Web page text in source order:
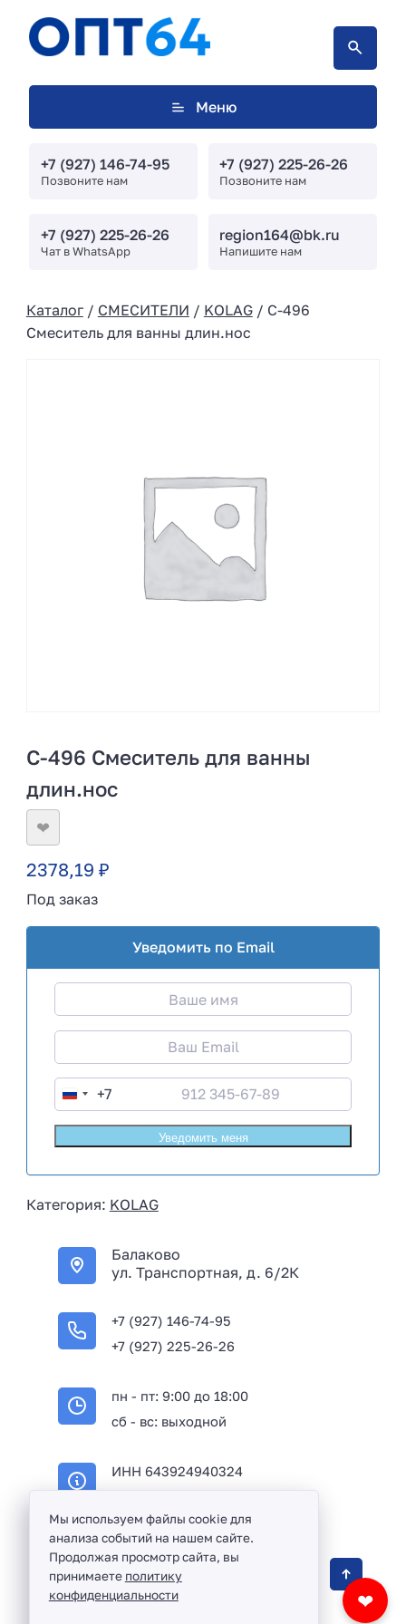
Меню
+7 (927) 146-74-95
Позвоните нам
+7 (927) 225-26-26
Позвоните нам
+7 (927) 225-26-26
Чат в WhatsApp
region164@bk.ru
Напишите нам
Каталог/ СМЕСИТЕЛИ / KOLAG/ С-496
Смеситель для ванны длин.нос
С-496 Смеситель для ванны
длин.нос
❤
2378,19 ₽
Под заказ
Уведомить по Email
R
u
s
a
7
+7
Категория: KOLAG
Балаково
ул. Транспортная, д. 6/2К
+7 (927) 146-74-95
+7 (927) 225-26-26
пн - пт: 9:00 до 18:00
сб - вс: выходной
ИНН 643924940324
❤
Оптовая продажа сантехники и комплектующих
в Балаково и Саратовской области ©
Мы используем файлы cookie для
анализа событий на нашем сайте.
Продолжая просмотр сайта, вы
принимаете политику
конфиденциальности